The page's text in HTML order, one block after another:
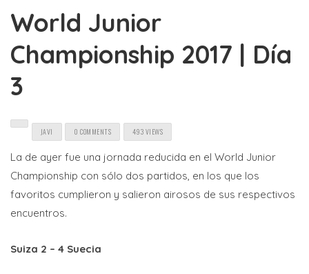
World Junior
Championship 2017 | Día
3
JAVI 0 COMMENTS 493 VIEWS
La de ayer fue una jornada reducida en el World Junior
Championship con sólo dos partidos, en los que los
favoritos cumplieron y salieron airosos de sus respectivos
encuentros.
Suiza 2 – 4 Suecia